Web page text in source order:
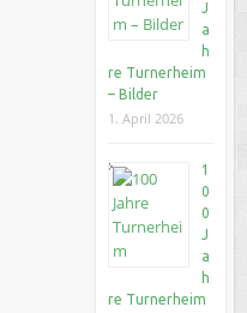
J
a
h
re Turnerheim
– Bilder
1. April 2026
1
0
0
J
a
h
re Turnerheim